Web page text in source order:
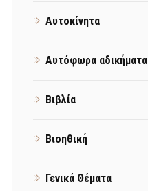
Αυτοκίνητα
Αυτόφωρα αδικήματα
Βιβλία
Βιοηθική
Γενικά Θέματα